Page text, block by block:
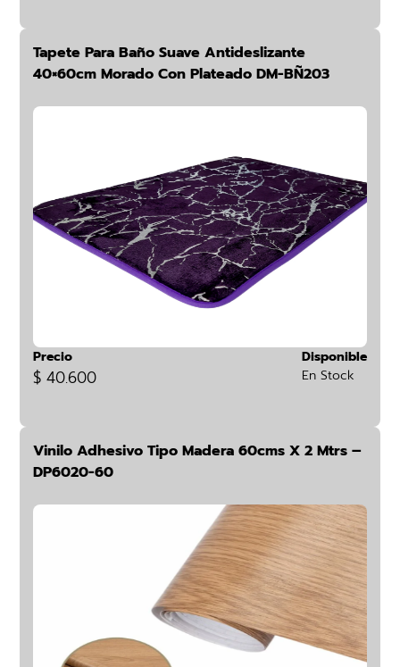
Tapete Para Baño Suave Antideslizante
40×60cm Morado Con Plateado DM-BÑ203
Precio
$ 40.600
Disponible
En Stock
Vinilo Adhesivo Tipo Madera 60cms X 2 Mtrs –
DP6020-60